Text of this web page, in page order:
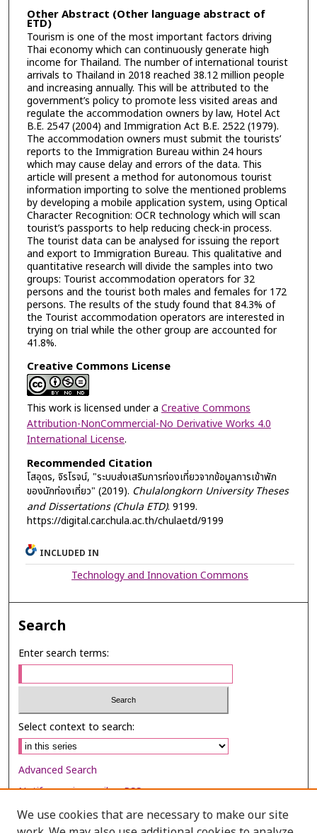
Other Abstract (Other language abstract of
ETD)
Tourism is one of the most important factors driving
Thai economy which can continuously generate high
income for Thailand. The number of international tourist
arrivals to Thailand in 2018 reached 38.12 million people
and increasing annually. This will be attributed to the
government’s policy to promote less visited areas and
regulate the accommodation owners by law, Hotel Act
B.E. 2547 (2004) and Immigration Act B.E. 2522 (1979).
The accommodation owners must submit the tourists’
reports to the Immigration Bureau within 24 hours
which may cause delay and errors of the data. This
article will present a method for autonomous tourist
information importing to solve the mentioned problems
by developing a mobile application system, using Optical
Character Recognition: OCR technology which will scan
tourist’s passports to help reducing check-in process.
The tourist data can be analysed for issuing the report
and export to Immigration Bureau. This qualitative and
quantitative research will divide the samples into two
groups: Tourist accommodation operators for 32
persons and the tourist both males and females for 172
persons. The results of the study found that 84.3% of
the Tourist accommodation operators are interested in
trying on trial while the other group are accounted for
41.8%.
Creative Commons License
This work is licensed under a Creative Commons
Attribution-NonCommercial-No Derivative Works 4.0
International License.
Recommended Citation
โสอุดร, จิรโรจน์, "ระบบส่งเสริมการท่องเที่ยวจากข้อมูลการเข้าพัก
ของนักท่องเที่ยว" (2019). Chulalongkorn University Theses
and Dissertations (Chula ETD). 9199.
https://digital.car.chula.ac.th/chulaetd/9199
INCLUDED IN
Technology and Innovation Commons
Search
Enter search terms:
Select context to search:
Advanced Search
Notify me via email orRSS
Browse
We use cookies that are necessary to make our site